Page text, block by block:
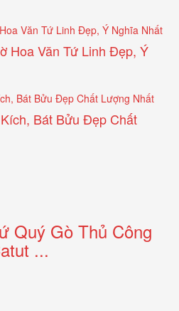
Hoa Văn Tứ Linh Đẹp, Ý
Bát Bửu Đẹp Chất
Quý Gò Thủ Công
...